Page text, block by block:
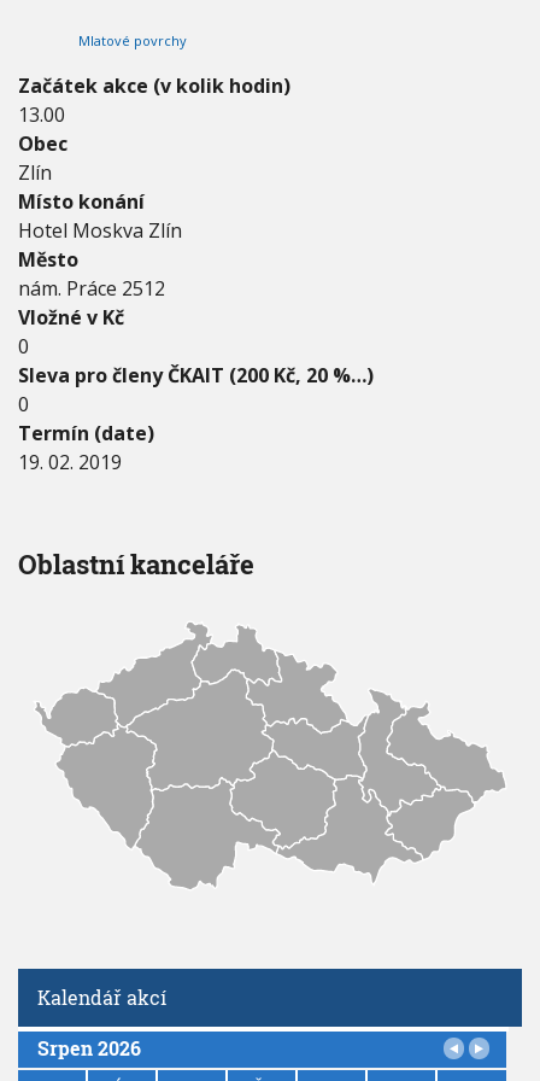
E
-
1
9
.
2
.
2
0
1
9
Mlatové povrchy
Začátek akce (v kolik hodin)
13.00
Obec
Zlín
Místo konání
Hotel Moskva Zlín
Město
nám. Práce 2512
Vložné v Kč
0
Sleva pro členy ČKAIT (200 Kč, 20 %…)
0
Termín (date)
19. 02. 2019
Oblastní kanceláře
Kalendář akcí
P
Srpen 2026